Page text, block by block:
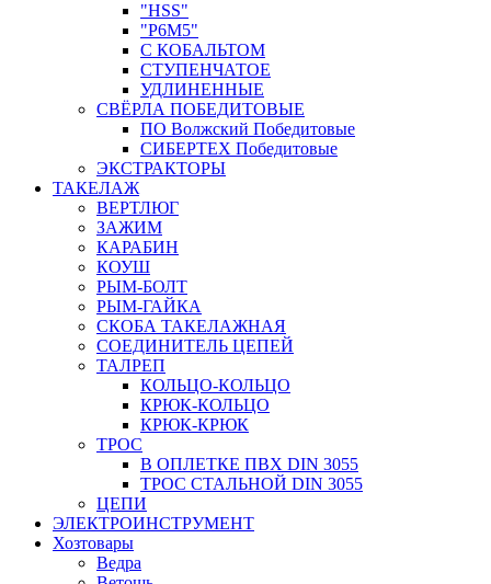
"HSS"
"Р6М5"
С КОБАЛЬТОМ
СТУПЕНЧАТОЕ
УДЛИНЕННЫЕ
СВЁРЛА ПОБЕДИТОВЫЕ
ПО Волжский Победитовые
СИБЕРТЕХ Победитовые
ЭКСТРАКТОРЫ
ТАКЕЛАЖ
ВЕРТЛЮГ
ЗАЖИМ
КАРАБИН
КОУШ
РЫМ-БОЛТ
РЫМ-ГАЙКА
СКОБА ТАКЕЛАЖНАЯ
СОЕДИНИТЕЛЬ ЦЕПЕЙ
ТАЛРЕП
КОЛЬЦО-КОЛЬЦО
КРЮК-КОЛЬЦО
КРЮК-КРЮК
ТРОС
В ОПЛЕТКЕ ПВХ DIN 3055
ТРОС СТАЛЬНОЙ DIN 3055
ЦЕПИ
ЭЛЕКТРОИНСТРУМЕНТ
Хозтовары
Ведра